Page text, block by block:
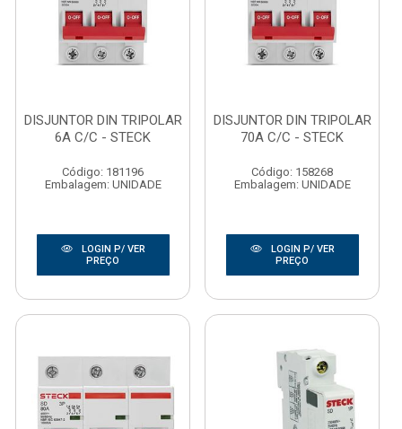
DISJUNTOR DIN TRIPOLAR
6A C/C - STECK
Código: 181196
Embalagem: UNIDADE
LOGIN P/ VER
PREÇO
DISJUNTOR DIN TRIPOLAR
70A C/C - STECK
Código: 158268
Embalagem: UNIDADE
LOGIN P/ VER
PREÇO